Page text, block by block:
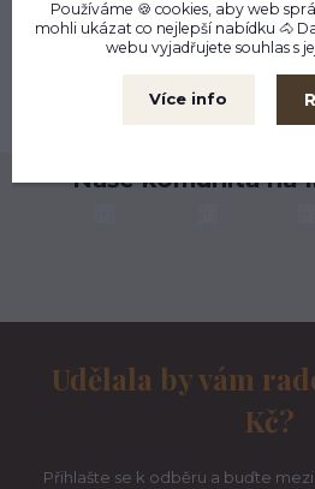
Kamenná prodejna
Liberec
Možnost výměny
Naše komunita na
Udělala by vám
Kč?
Přihlašte se k odběru a buďte
Používáme 🍪 cookies, aby web
mohli ukázat co nejlepší nabídku 🐴
webu vyjadřujete souhlas s
Více info